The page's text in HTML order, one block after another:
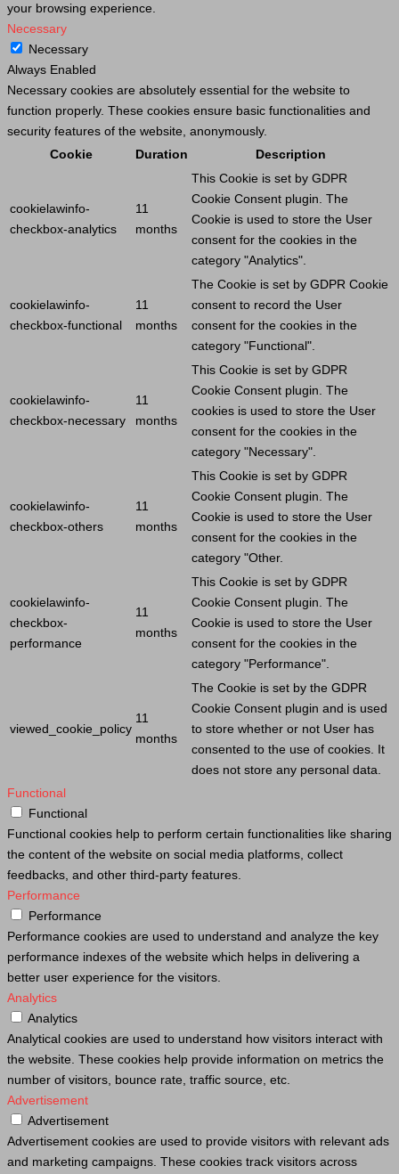
your browsing experience.
Necessary
Necessary
Always Enabled
Necessary cookies are absolutely essential for the website to
function properly. These cookies ensure basic functionalities and
security features of the website, anonymously.
Cookie
Duration Description
cookielawinfo-
checkbox-analytics
11
months
This Cookie is set by GDPR
Cookie Consent plugin. The
Cookie is used to store the User
consent for the cookies in the
category "Analytics".
cookielawinfo-
checkbox-functional
11
months
The Cookie is set by GDPR Cookie
consent to record the User
consent for the cookies in the
category "Functional".
cookielawinfo-
checkbox-necessary
11
months
This Cookie is set by GDPR
Cookie Consent plugin. The
cookies is used to store the User
consent for the cookies in the
category "Necessary".
cookielawinfo-
checkbox-others
11
months
This Cookie is set by GDPR
Cookie Consent plugin. The
Cookie is used to store the User
consent for the cookies in the
category "Other.
cookielawinfo-
checkbox-
performance
11
months
This Cookie is set by GDPR
Cookie Consent plugin. The
Cookie is used to store the User
consent for the cookies in the
category "Performance".
viewed_cookie_policy
11
months
The Cookie is set by the GDPR
Cookie Consent plugin and is used
to store whether or not User has
consented to the use of cookies. It
does not store any personal data.
Functional
Functional
Functional cookies help to perform certain functionalities like sharing
the content of the website on social media platforms, collect
feedbacks, and other third-party features.
Performance
Performance
Performance cookies are used to understand and analyze the key
performance indexes of the website which helps in delivering a
better user experience for the visitors.
Analytics
Analytics
Analytical cookies are used to understand how visitors interact with
the website. These cookies help provide information on metrics the
number of visitors, bounce rate, traffic source, etc.
Advertisement
Advertisement
Advertisement cookies are used to provide visitors with relevant ads
and marketing campaigns. These cookies track visitors across